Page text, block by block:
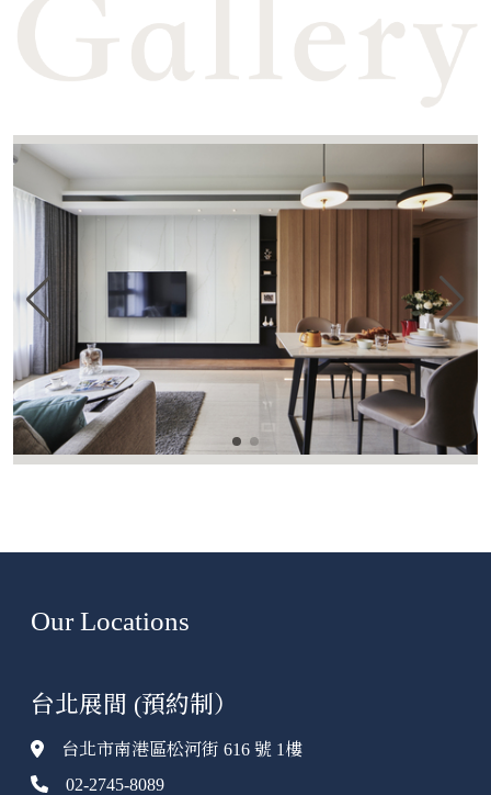
Our Locations
台北展間 (預約制）
台北市南港區松河街 616 號 1樓
02-2745-8089